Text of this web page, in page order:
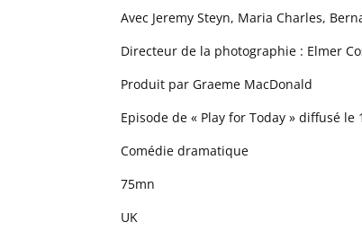
Avec Jeremy Steyn, Maria Charles,
Directeur de la photographie : Elmer
Produit par Graeme MacDonald
Episode de « Play for Today » diffusé le
Comédie dramatique
75mn
UK